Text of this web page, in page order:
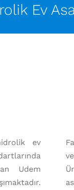
Ev
ev
Udem